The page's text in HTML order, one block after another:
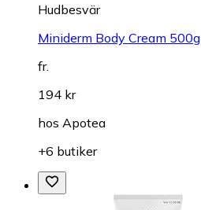
Hudbesvär
Miniderm Body Cream 500g
fr.
194 kr
hos Apotea
+6 butiker